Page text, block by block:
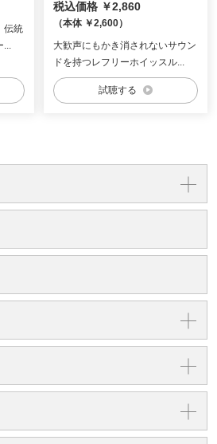
伝統
...
税込価格 ￥2,860
（本体 ￥2,600）
大歓声にもかき消されないサウン
ドを持つレフリーホイッスル...
試聴する